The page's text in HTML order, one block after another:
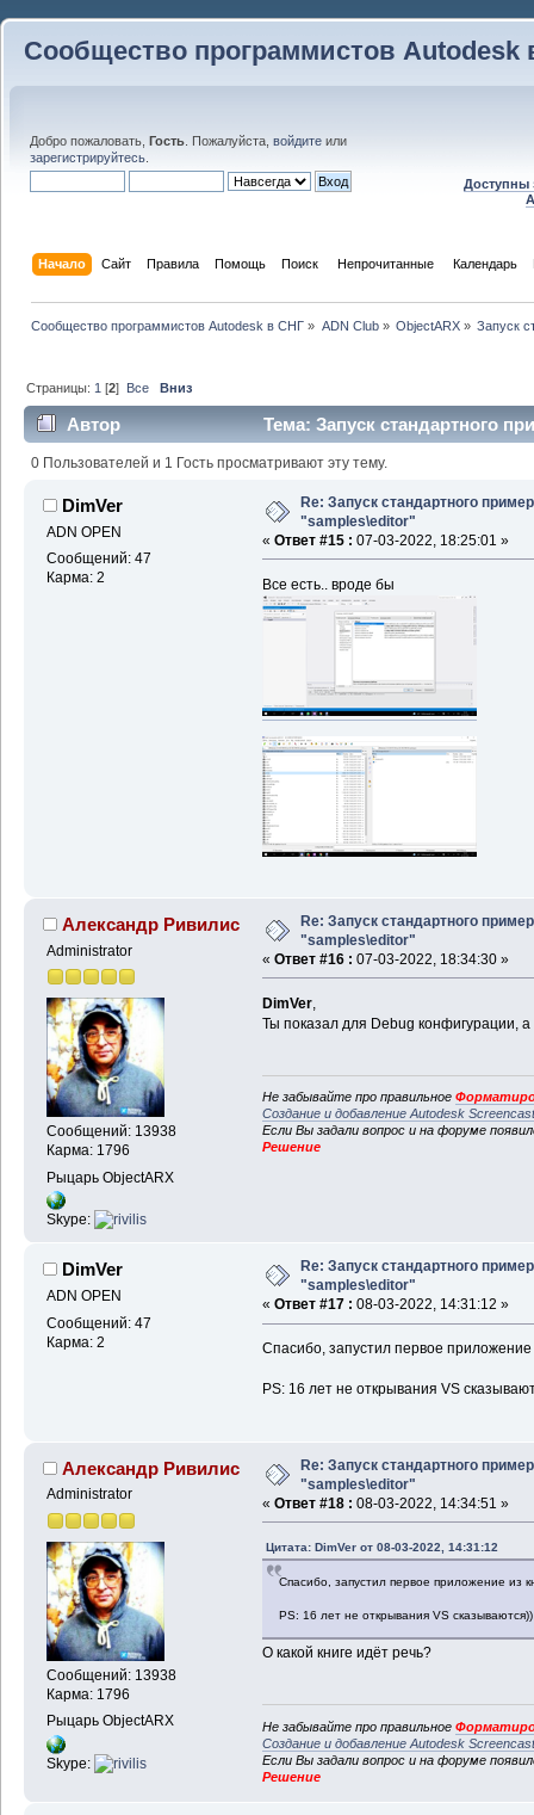
Сообщество программистов Autodesk
Добро пожаловать, Гость . Пожалуйста, войдите или
зарегистрируйтесь
Доступны
Начало Сайт Правила Помощь Поиск Непрочитанные Календарь
Сообщество программистов Autodesk в СНГ » ADN Club» ObjectARX» Запуск
Страницы: 1 [2] Все Вниз
Автор
Тема: Запуск стандартного
49194 раз)
0 Пользователей и 1 Гость просматривают эту тему.
DimVer
ADN OPEN
Сообщений: 47
Карма: 2
Re: Запуск стандартного
"samples\editor"
« Ответ #15 : 07-03-2022, 18:25:01 »
Все есть.. вроде бы
Александр Ривилис
Administrator
Сообщений: 13938
Карма: 1796
Рыцарь ObjectARX
Skype:
Re: Запуск стандартного
"samples\editor"
« Ответ #16 : 07-03-2022, 18:34:30 »
DimVer,
Ты показал для Debug конфигурации,
Не забывайте про правильное
Создание и добавление Autodesk
Если Вы задали вопрос и на форуме
Решение
DimVer
ADN OPEN
Сообщений: 47
Карма: 2
Re: Запуск стандартного
"samples\editor"
« Ответ #17 : 08-03-2022, 14:31:12 »
Спасибо, запустил первое приложение
PS: 16 лет не открывания VS
Александр Ривилис
Administrator
Сообщений: 13938
Карма: 1796
Рыцарь ObjectARX
Skype:
Re: Запуск стандартного
"samples\editor"
« Ответ #18 : 08-03-2022, 14:34:51 »
Цитата: DimVer от 08-03-2022, 14:31:12
Спасибо, запустил первое приложение из
PS: 16 лет не открывания VS сказываются))
О какой книге идёт речь?
Не забывайте про правильное
Создание и добавление Autodesk
Если Вы задали вопрос и на форуме
Решение